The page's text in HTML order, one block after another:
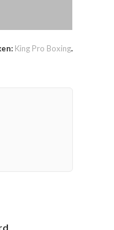
King Pro Boxing.